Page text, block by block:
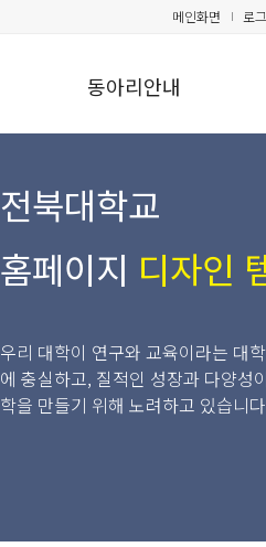
메인화면 로
동아리안내
전북대학교
홈페이지 디자인
우리 대학이 연구와 교육이라는 대
에 충실하고, 질적인 성장과 다양성
학을 만들기 위해 노려하고 있습니